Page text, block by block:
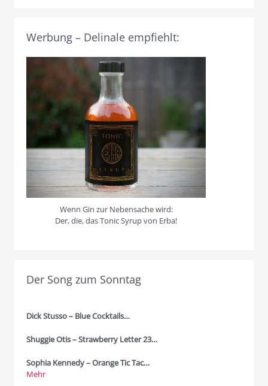
Werbung – Delinale empfiehlt:
Wenn Gin zur Nebensache wird:
Der, die, das Tonic Syrup von Erba!
Der Song zum Sonntag
Dick Stusso – Blue Cocktails…
Shuggie Otis – Strawberry Letter 23…
Sophia Kennedy – Orange Tic Tac…
Mehr